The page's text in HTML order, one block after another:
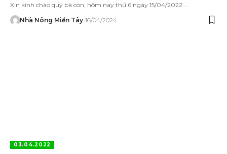
Xin kính chào quý bà con, hôm nay thứ 6 ngày 15/04/2022.…
Nhà Nông Miền Tây 16/04/2024
03.04.2022